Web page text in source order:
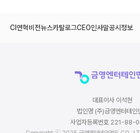
CI 연혁비전뉴스카탈로그CEO인사말공시정보
대표이사 이석현
법인명 (주)금영엔터테인
사업자등록번호 221-88-